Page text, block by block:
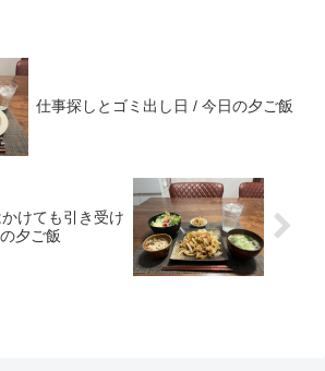
仕事探しとゴミ出し日 / 今日の夕ご飯
けても引き受け
夕ご飯